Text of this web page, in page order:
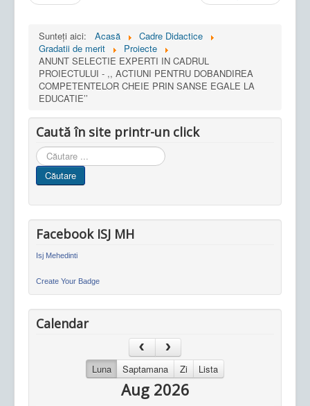
Sunteți aici: Acasă
Cadre Didactice
Gradatii de merit
Proiecte
ANUNT SELECTIE EXPERTI IN CADRUL
PROIECTULUI - ,, ACTIUNI PENTRU DOBANDIREA
COMPETENTELOR CHEIE PRIN SANSE EGALE LA
EDUCATIE’’
Caută în site printr-un click
Cauta
in
site
Căutare
Facebook ISJ MH
Isj Mehedinti
Create Your Badge
Calendar
Luna Saptamana Zi Lista
Aug 2026